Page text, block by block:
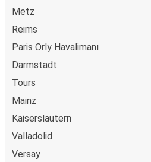
Metz
Reims
Paris Orly Havalimanı
Darmstadt
Tours
Mainz
Kaiserslautern
Valladolid
Versay